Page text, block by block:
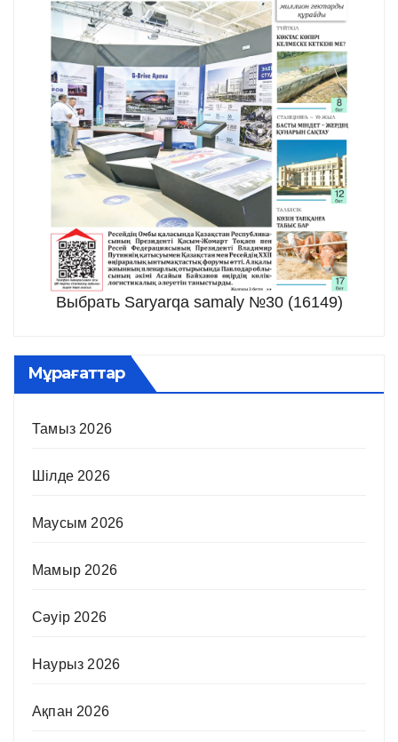
Выбрать Saryarqa samaly №30 (16149)
Мұрағаттар
Тамыз 2026
Шілде 2026
Маусым 2026
Мамыр 2026
Сәуір 2026
Наурыз 2026
Ақпан 2026